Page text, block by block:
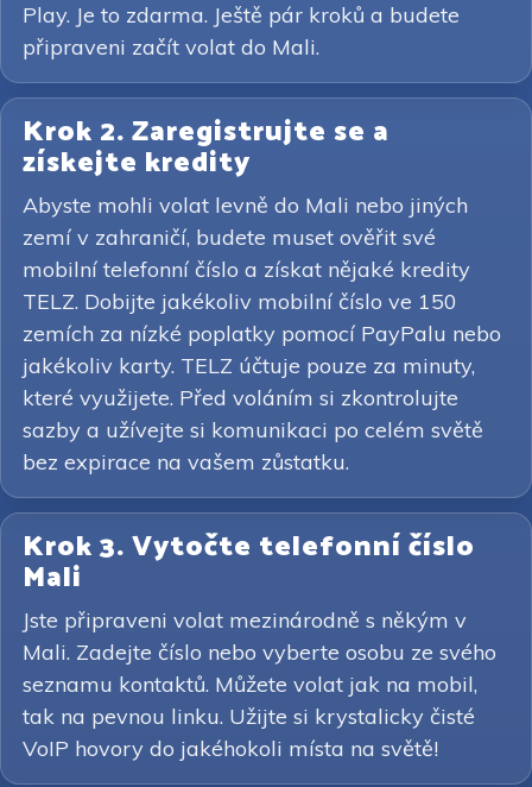
Play. Je to zdarma. Ještě pár kroků a budete
připraveni začít volat do Mali.
Krok 2. Zaregistrujte se a
získejte kredity
Abyste mohli volat levně do Mali nebo jiných
zemí v zahraničí, budete muset ověřit své
mobilní telefonní číslo a získat nějaké kredity
TELZ. Dobijte jakékoliv mobilní číslo ve 150
zemích za nízké poplatky pomocí PayPalu nebo
jakékoliv karty. TELZ účtuje pouze za minuty,
které využijete. Před voláním si zkontrolujte
sazby a užívejte si komunikaci po celém světě
bez expirace na vašem zůstatku.
Krok 3. Vytočte telefonní číslo
Mali
Jste připraveni volat mezinárodně s někým v
Mali. Zadejte číslo nebo vyberte osobu ze svého
seznamu kontaktů. Můžete volat jak na mobil,
tak na pevnou linku. Užijte si krystalicky čisté
VoIP hovory do jakéhokoli místa na světě!